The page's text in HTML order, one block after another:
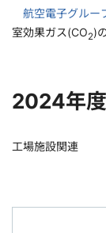
航空電子グルー
室効果ガス(CO2)
2024年
工場施設関連